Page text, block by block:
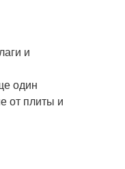
и
один
от плиты и